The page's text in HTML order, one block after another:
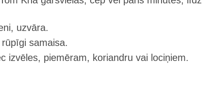
uzvāra.
samaisa.
izvēles, piemēram, koriandru vai lociņiem.